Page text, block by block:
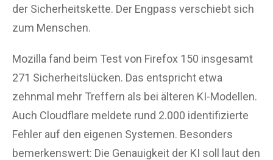
der Sicherheitskette. Der Engpass verschiebt sich
zum Menschen.
Mozilla fand beim Test von Firefox 150 insgesamt
271 Sicherheitslücken. Das entspricht etwa
zehnmal mehr Treffern als bei älteren KI-Modellen.
Auch Cloudflare meldete rund 2.000 identifizierte
Fehler auf den eigenen Systemen. Besonders
bemerkenswert: Die Genauigkeit der KI soll laut den